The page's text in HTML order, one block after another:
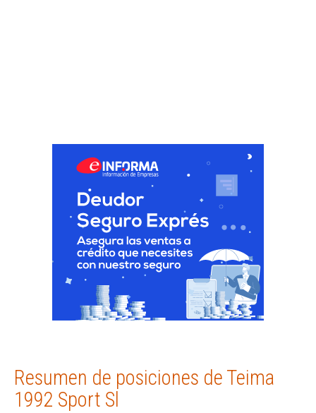
Resumen de posiciones de Teima
1992 Sport Sl